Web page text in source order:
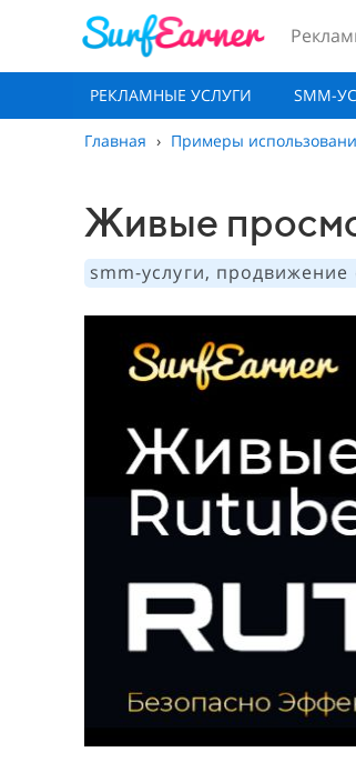
РЕКЛАМНЫЕ УСЛУГИ SMM-
Главная › Примеры
Живые
smm-услуги, продвижение